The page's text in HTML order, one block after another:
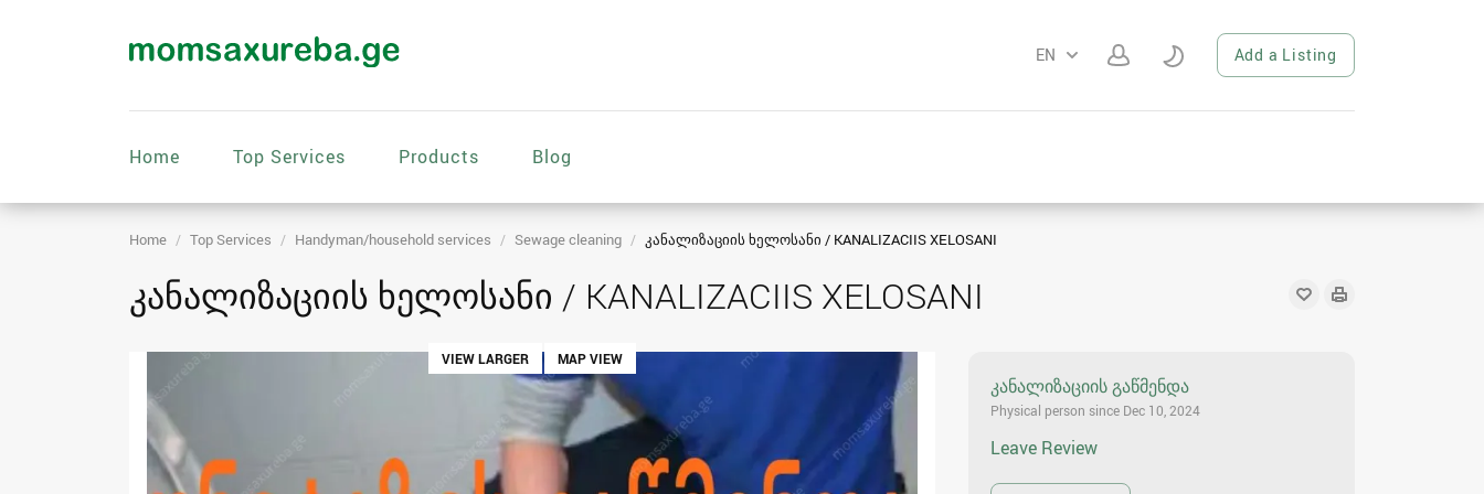
EN Add a Listing
Home Top Services Products Blog
Home Top Services Handyman/household services Sewage cleaning კანალიზაციის ხელოსანი / KANALIZACIIS XELOSANI
კანალიზაციის ხელოსანი / KANALIZACIIS XELOSANI
კანალიზაციის გაწმენდა
Physical person since Dec 10, 2024
Leave Review
VIEW LARGER MAP VIEW